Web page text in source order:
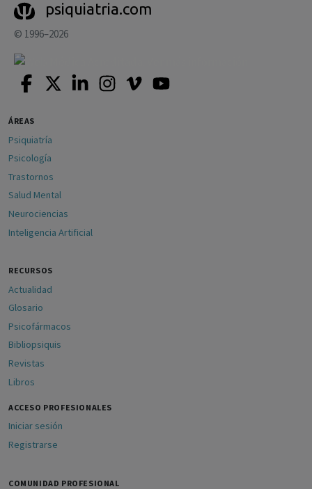
psiquiatria.com
© 1996–2026
ÁREAS
Psiquiatría
Psicología
Trastornos
Salud Mental
Neurociencias
Inteligencia Artificial
RECURSOS
Actualidad
Glosario
Psicofármacos
Bibliopsiquis
Revistas
Libros
ACCESO PROFESIONALES
Iniciar sesión
Registrarse
COMUNIDAD PROFESIONAL